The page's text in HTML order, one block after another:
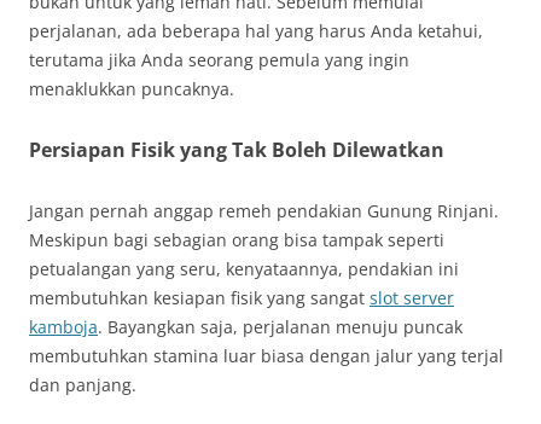
perjalanan, ada beberapa hal yang harus Anda ketahui,
terutama jika Anda seorang pemula yang ingin
menaklukkan puncaknya.
Persiapan Fisik yang Tak Boleh Dilewatkan
Jangan pernah anggap remeh pendakian Gunung Rinjani.
Meskipun bagi sebagian orang bisa tampak seperti
petualangan yang seru, kenyataannya, pendakian ini
membutuhkan kesiapan fisik yang sangat slot server
kamboja. Bayangkan saja, perjalanan menuju puncak
membutuhkan stamina luar biasa dengan jalur yang terjal
dan panjang.